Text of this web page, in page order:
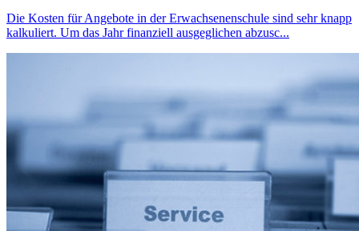
Die Kosten für Angebote in der Erwachsenenschule sind sehr knapp
kalkuliert. Um das Jahr finanziell ausgeglichen abzusc...